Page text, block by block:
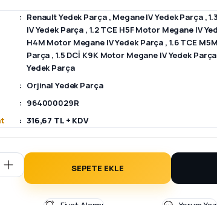
Renault Yedek Parça , Megane IV Yedek Parça ,
IV Yedek Parça , 1.2 TCE H5F Motor Megane IV
H4M Motor Megane IV Yedek Parça , 1.6 TCE
Parça , 1.5 DCİ K9K Motor Megane IV Yedek Parça
Yedek Parça
Orjinal Yedek Parça
964000029R
316,67 TL + KDV
SEPETE EKLE